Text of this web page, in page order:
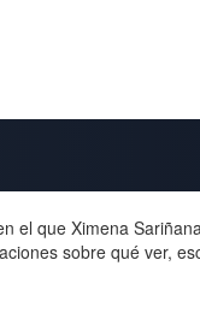
el que Ximena
sobre qué ver,